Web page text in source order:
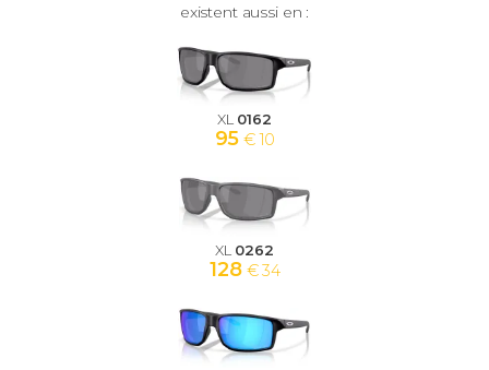
existent aussi en :
XL 0162
95 € 10
XL 0262
128 € 34